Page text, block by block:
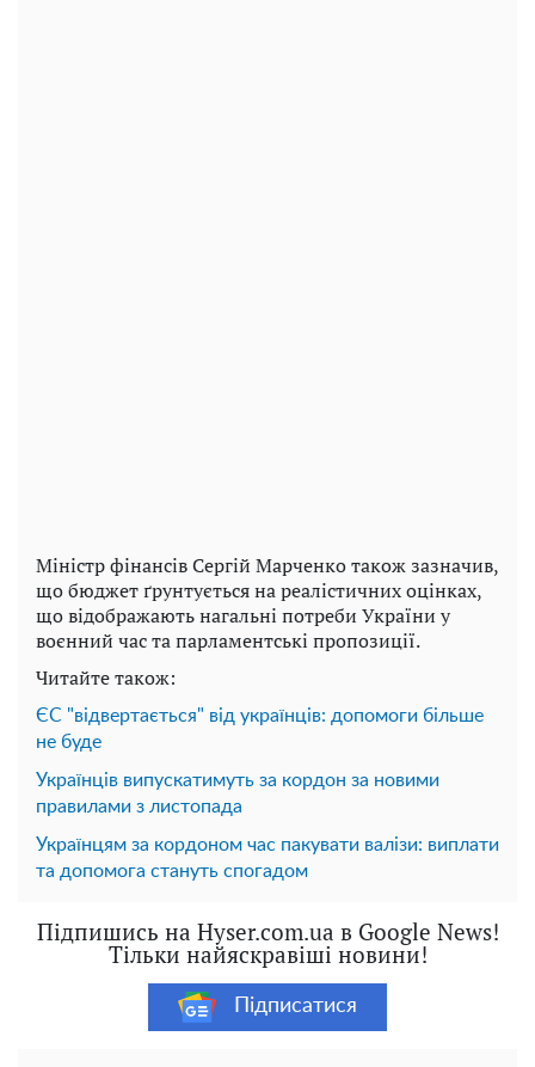
Міністр фінансів Сергій Марченко також зазначив,
що бюджет ґрунтується на реалістичних оцінках,
що відображають нагальні потреби України у
воєнний час та парламентські пропозиції.
Читайте також:
ЄС "відвертається" від українців: допомоги більше
не буде
Українців випускатимуть за кордон за новими
правилами з листопада
Українцям за кордоном час пакувати валізи: виплати
та допомога стануть спогадом
Підпишись на Hyser.com.ua в Google News!
Тільки найяскравіші новини!
Підписатися